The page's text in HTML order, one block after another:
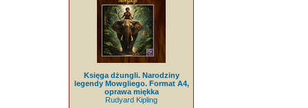
Księga dżungli. Narodziny
legendy Mowgliego. Format A4,
oprawa miękka
Rudyard Kipling